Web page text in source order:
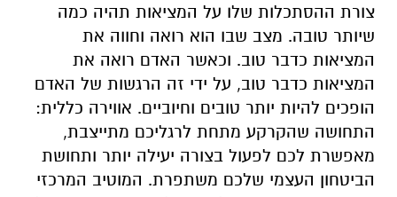
צורת ההסתכלות שלו על המציאות תהיה כמה
שיותר טובה. מצב שבו הוא רואה וחווה את
המציאות כדבר טוב. וכאשר האדם רואה את
המציאות כדבר טוב, על ידי זה הרגשות של האדם
הופכים להיות יותר טובים וחיוביים. אווירה כללית:
התחושה שהקרקע מתחת לרגליכם מתייצבת,
מאפשרת לכם לפעול בצורה יעילה יותר ותחושת
הביטחון העצמי שלכם משתפרת. המוטיב המרכזי